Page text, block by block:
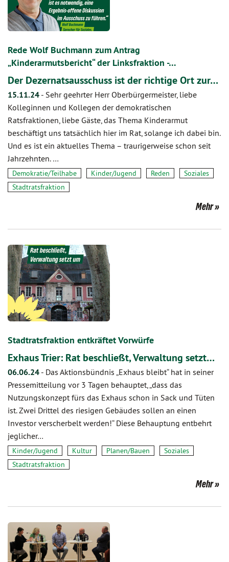
Rede Wolf Buchmann zum Antrag
„Kinderarmutsbericht“ der Linksfraktion -…
Der Dezernatsausschuss ist der richtige Ort zur…
15.11.24 - Sehr geehrter Herr Oberbürgermeister, liebe
Kolleginnen und Kollegen der demokratischen
Ratsfraktionen, liebe Gäste, das Thema Kinderarmut
beschäftigt uns tatsächlich hier im Rat, solange ich dabei bin.
Und es ist ein aktuelles Thema – traurigerweise schon seit
Jahrzehnten. …
Demokratie/Teilhabe Kinder/Jugend Reden
Soziales
Stadtratsfraktion
Mehr
Stadtratsfraktion entkräftet Vorwürfe
Exhaus Trier: Rat beschließt, Verwaltung setzt…
06.06.24 - Das Aktionsbündnis „Exhaus bleibt“ hat in seiner
Pressemitteilung vor 3 Tagen behauptet, „dass das
Nutzungskonzept fürs das Exhaus schon in Sack und Tüten
ist. Zwei Drittel des riesigen Gebäudes sollen an einen
Investor verscherbelt werden!“ Diese Behauptung entbehrt
jeglicher…
Kinder/Jugend Kultur Planen/Bauen
Soziales
Stadtratsfraktion
Mehr